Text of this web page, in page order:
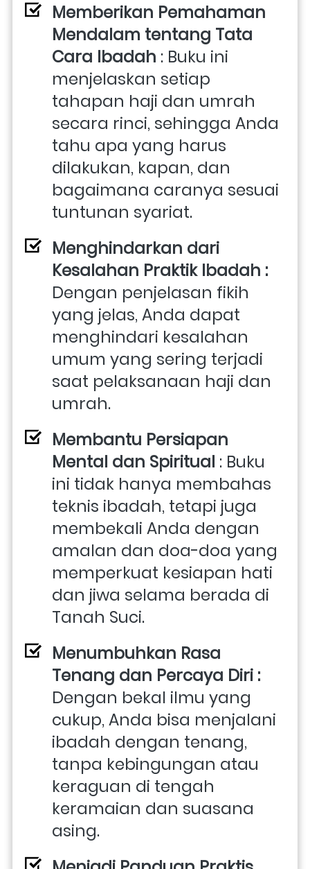
Memberikan Pemahaman
Mendalam tentang Tata
Cara Ibadah : Buku ini
menjelaskan setiap
tahapan haji dan umrah
secara rinci, sehingga Anda
tahu apa yang harus
dilakukan, kapan, dan
bagaimana caranya sesuai
tuntunan syariat.
Menghindarkan dari
Dengan penjelasan fikih
yang jelas, Anda dapat
menghindari kesalahan
umum yang sering terjadi
saat pelaksanaan haji dan
umrah.
Membantu Persiapan
Mental dan Spiritual : Buku
ini tidak hanya membahas
teknis ibadah, tetapi juga
membekali Anda dengan
amalan dan doa-doa yang
memperkuat kesiapan hati
dan jiwa selama berada di
Tanah Suci.
Menumbuhkan Rasa
Dengan bekal ilmu yang
cukup, Anda bisa menjalani
ibadah dengan tenang,
tanpa kebingungan atau
keraguan di tengah
keramaian dan suasana
asing.